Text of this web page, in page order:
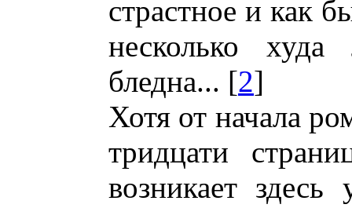
страстное и как
несколько
бледна... [2]
Хотя от начала
тридцати
возникает